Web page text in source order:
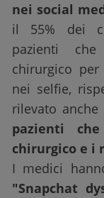
nei social
il 55% dei
pazienti
chirurgico
nei selfie,
rilevato anche
pazienti
chirurgico e i
I medici
"Snapchat